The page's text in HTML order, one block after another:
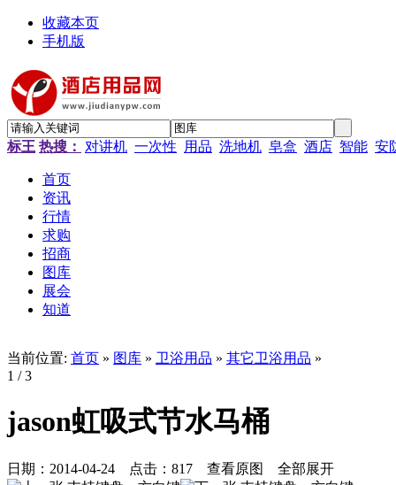
收藏本页
手机版
标王 热搜： 对讲机 一次性 用品 洗地机 皂盒 酒店 智能 安
首页
资讯
行情
求购
招商
图库
展会
知道
当前位置: 首页 » 图库 » 卫浴用品 » 其它卫浴用品 »
1 / 3
jason虹吸式节水马桶
日期： 2014-04-24 点击： 817 查看原图 全部展开